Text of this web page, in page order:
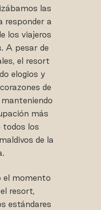
las
responder a
los viajeros
A pesar de
el resort
elogios y
de
más
todos los
de la
el momento
resort,
estándares